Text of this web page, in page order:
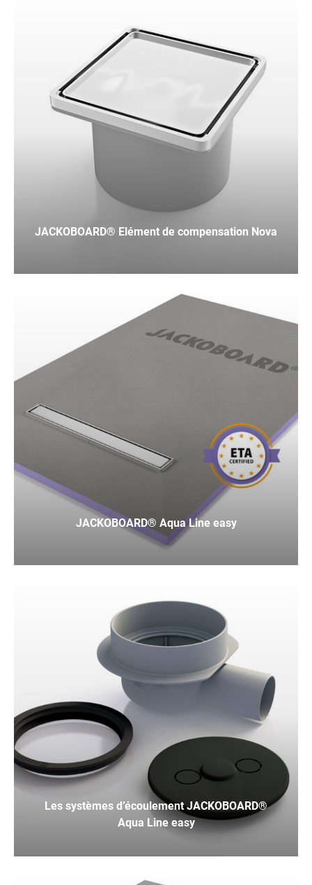
JACKOBOARD® Elément de compensation Nova
JACKOBOARD® Aqua Line easy
Les systèmes d’écoulement JACKOBOARD®
Aqua Line easy